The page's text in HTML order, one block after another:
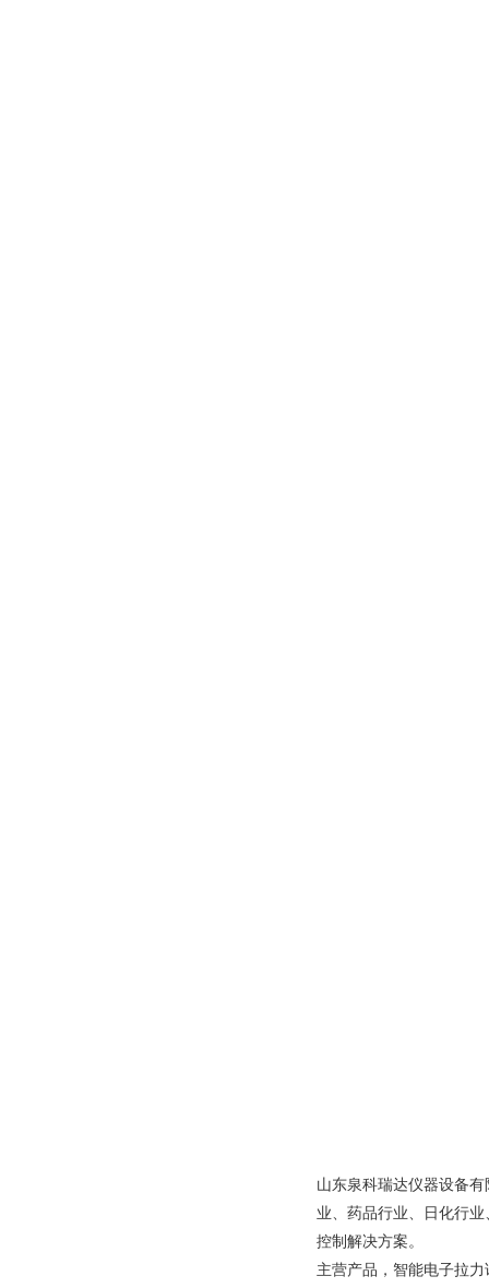
山东泉科瑞达仪器设备
业、药品行业、日化行
控制解决方案。
主营产品，智能电子拉